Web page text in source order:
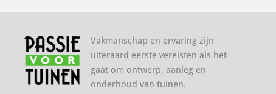
Vakmanschap en ervaring zijn
uiteraard eerste vereisten als het
gaat om ontwerp, aanleg en
onderhoud van tuinen.